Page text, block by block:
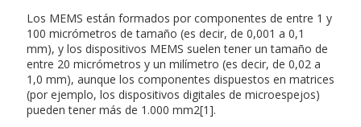
Los MEMS están formados por componentes de entre 1 y
100 micrómetros de tamaño (es decir, de 0,001 a 0,1
mm), y los dispositivos MEMS suelen tener un tamaño de
entre 20 micrómetros y un milímetro (es decir, de 0,02 a
1,0 mm), aunque los componentes dispuestos en matrices
(por ejemplo, los dispositivos digitales de microespejos)
pueden tener más de 1.000 mm2[1].